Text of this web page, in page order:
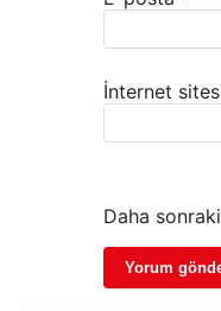
İnternet
Daha